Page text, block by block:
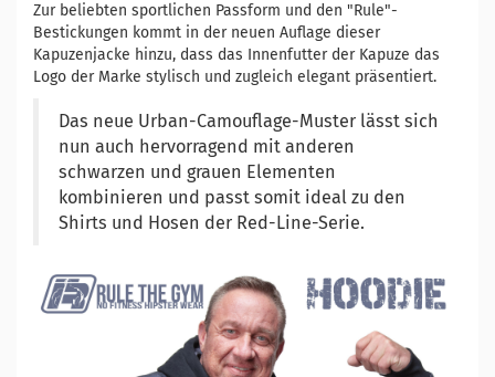
Zur beliebten sportlichen Passform und den "Rule"-
Bestickungen kommt in der neuen Auflage dieser
Kapuzenjacke hinzu, dass das Innenfutter der Kapuze das
Logo der Marke stylisch und zugleich elegant präsentiert.
Das neue Urban-Camouflage-Muster lässt sich
nun auch hervorragend mit anderen
schwarzen und grauen Elementen
kombinieren und passt somit ideal zu den
Shirts und Hosen der Red-Line-Serie.